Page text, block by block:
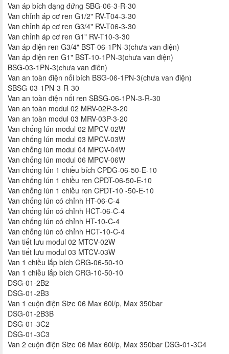
Van áp bích dạng đứng SBG-06-3-R-30
Van chỉnh áp cơ ren G1/2" RV-T04-3-30
Van chỉnh áp cơ ren G3/4" RV-T06-3-30
Van chỉnh áp cơ ren G1" RV-T10-3-30
Van áp điện ren G3/4" BST-06-1PN-3(chưa van điện)
Van áp điện ren G1" BST-10-1PN-3(chưa van điện)
BSG-03-1PN-3(chưa van điên)
Van an toàn điện nối bích BSG-06-1PN-3(chưa van điện)
SBSG-03-1PN-3-R-30
Van an toàn điện nối ren SBSG-06-1PN-3-R-30
Van an toàn modul 02 MRV-02P-3-20
Van an toàn modul 03 MRV-03P-3-20
Van chống lún modul 02 MPCV-02W
Van chống lún modul 03 MPCV-03W
Van chống lún modul 04 MPCV-04W
Van chống lún modul 06 MPCV-06W
Van chống lún 1 chiều bích CPDG-06-50-E-10
Van chống lún 1 chiều ren CPDT-06-50-E-10
Van chống lún 1 chiều ren CPDT-10 -50-E-10
Van chống lún có chỉnh HT-06-C-4
Van chống lún có chỉnh HCT-06-C-4
Van chống lún có chỉnh HT-10-C-4
Van chống lún có chỉnh HCT-10-C-4
Van tiết lưu modul 02 MTCV-02W
Van tiết lưu modul 03 MTCV-03W
Van 1 chiều lắp bích CRG-06-50-10
Van 1 chiều lắp bích CRG-10-50-10
DSG-01-2B2
DSG-01-2B3
Van 1 cuộn điện Size 06 Max 60l/p, Max 350bar
DSG-01-2B3B
DSG-01-3C2
DSG-01-3C3
Van 2 cuộn điện Size 06 Max 60l/p, Max 350bar DSG-01-3C4